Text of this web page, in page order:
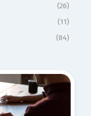
(26)
(11)
(84)